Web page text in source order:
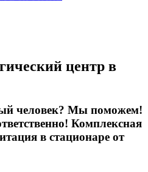
центр в
человек? Мы поможем!
Комплексная
в стационаре от